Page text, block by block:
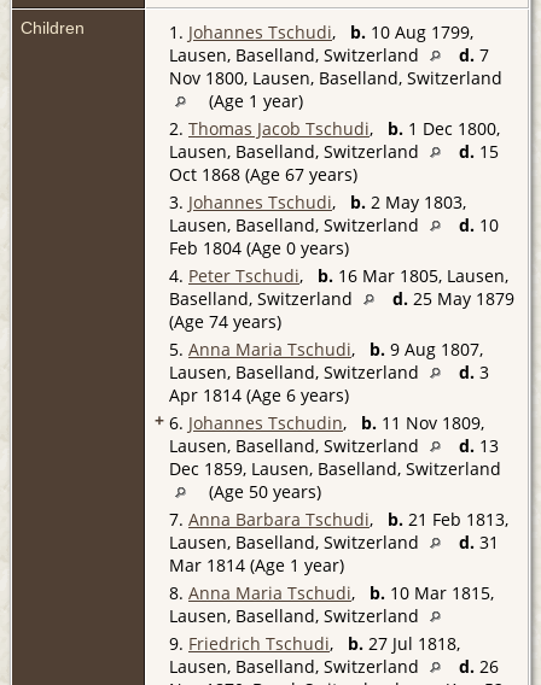
Children 1. Johannes Tschudi, b. 10 Aug 1799,
Lausen, Baselland, Switzerland
d. 7
Nov 1800, Lausen, Baselland, Switzerland
(Age 1 year)
2. Thomas Jacob Tschudi, b. 1 Dec 1800,
Lausen, Baselland, Switzerland
d. 15
Oct 1868 (Age 67 years)
3. Johannes Tschudi, b. 2 May 1803,
Lausen, Baselland, Switzerland
d. 10
Feb 1804 (Age 0 years)
4. Peter Tschudi, b. 16 Mar 1805, Lausen,
Baselland, Switzerland
d. 25 May 1879
(Age 74 years)
5. Anna Maria Tschudi, b. 9 Aug 1807,
Lausen, Baselland, Switzerland
d. 3
Apr 1814 (Age 6 years)
+ 6. Johannes Tschudin, b. 11 Nov 1809,
Lausen, Baselland, Switzerland
d. 13
Dec 1859, Lausen, Baselland, Switzerland
(Age 50 years)
7. Anna Barbara Tschudi, b. 21 Feb 1813,
Lausen, Baselland, Switzerland
d. 31
Mar 1814 (Age 1 year)
8. Anna Maria Tschudi, b. 10 Mar 1815,
Lausen, Baselland, Switzerland
9. Friedrich Tschudi, b. 27 Jul 1818,
Lausen, Baselland, Switzerland
d. 26